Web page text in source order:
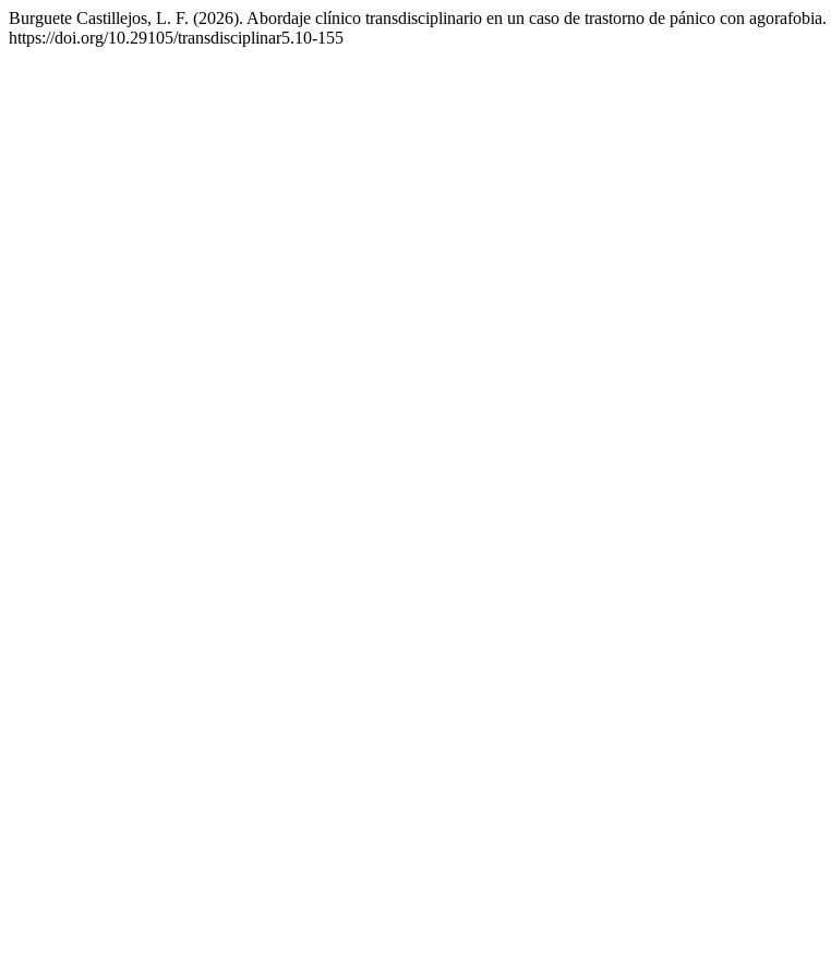
Burguete Castillejos, L. F. (2026). Abordaje clínico transdisciplinario en un caso de trastorno de pánico con agorafobia.
https://doi.org/10.29105/transdisciplinar5.10-155